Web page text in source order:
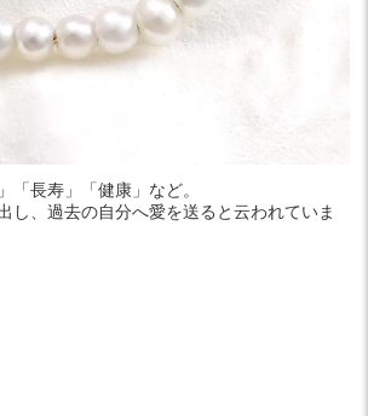
「長寿」「健康」など。
し、過去の自分へ愛を送ると云われていま